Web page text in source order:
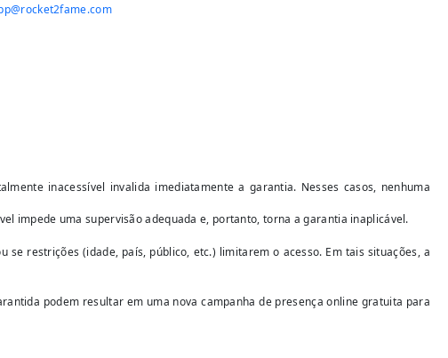
inacessível invalida imediatamente a garantia. Nesses casos, nenhuma
impede uma supervisão adequada e, portanto, torna a garantia inaplicável.
restrições (idade, país, público, etc.) limitarem o acesso. Em tais situações, a
podem resultar em uma nova campanha de presença online gratuita para